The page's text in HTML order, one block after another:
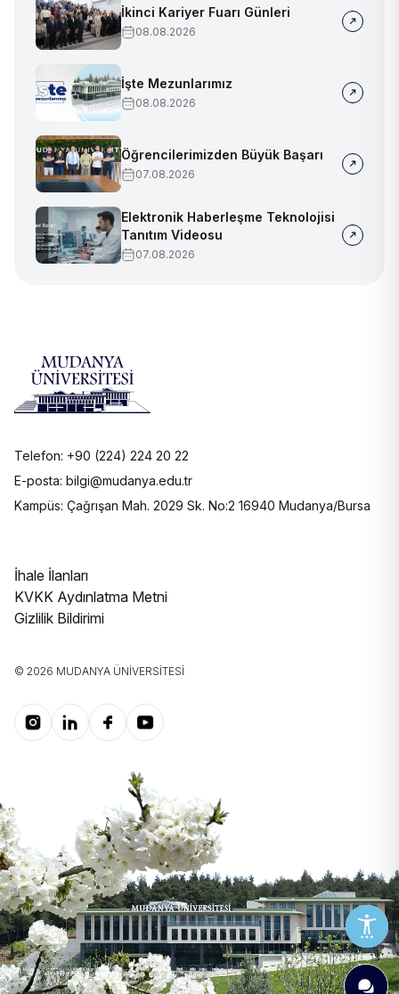
İkinci Kariyer Fuarı Günleri
08.08.2026
İşte Mezunlarımız
08.08.2026
Öğrencilerimizden Büyük Başarı
07.08.2026
Elektronik Haberleşme Teknolojisi
Tanıtım Videosu
07.08.2026
Telefon: +90 (224) 224 20 22
E-posta: bilgi@mudanya.edu.tr
Kampüs: Çağrışan Mah. 2029 Sk. No:2 16940 Mudanya/Bursa
İhale İlanları
KVKK Aydınlatma Metni
Gizlilik Bildirimi
© 2026 MUDANYA ÜNIVERSITESI